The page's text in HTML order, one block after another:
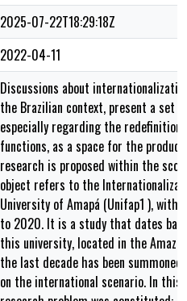
2025-07-22T18:29:18Z
2022-04-11
Discussions about
the Brazilian context, present a set
especially regarding the
functions, as a space for the
research is proposed within the
object refers to the
University of Amapá (Unifap1 ),
to 2020. It is a study that dates
this university, located in the
the last decade has been
on the international scenario. In